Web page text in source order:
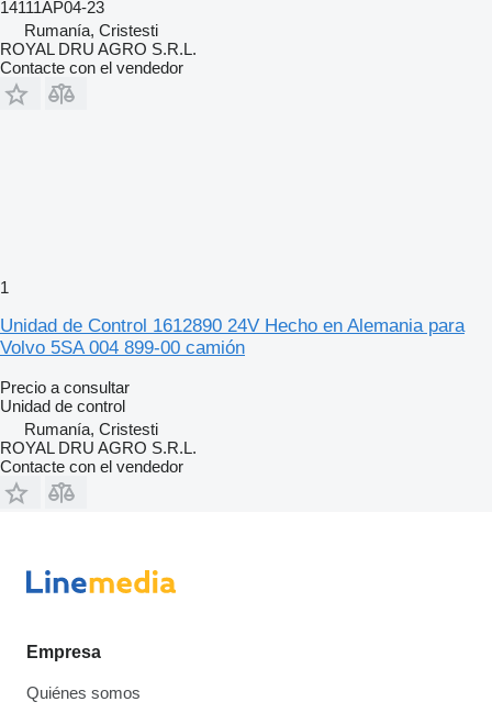
14111AP04-23
Rumanía, Cristesti
ROYAL DRU AGRO S.R.L.
Contacte con el vendedor
1
Unidad de Control 1612890 24V Hecho en Alemania para
Volvo 5SA 004 899-00 camión
Precio a consultar
Unidad de control
Rumanía, Cristesti
ROYAL DRU AGRO S.R.L.
Contacte con el vendedor
Empresa
Quiénes somos